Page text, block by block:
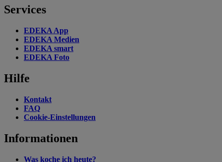
Services
EDEKA App
EDEKA Medien
EDEKA smart
EDEKA Foto
Hilfe
Kontakt
FAQ
Cookie-Einstellungen
Informationen
Was koche ich heute?